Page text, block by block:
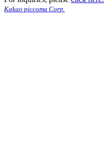
Kakao piccoma Corp.